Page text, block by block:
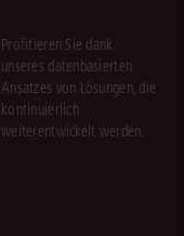
Profitieren Sie dank
unseres datenbasierten
Ansatzes von Lösungen, die
kontinuierlich
weiterentwickelt werden.